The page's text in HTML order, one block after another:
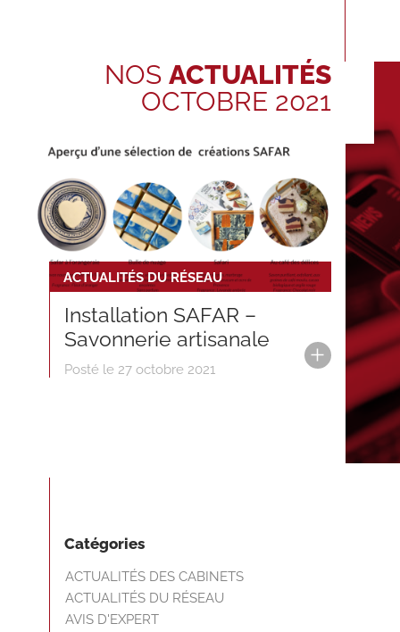
NOS ACTUALITÉS
OCTOBRE 2021
ACTUALITÉS DU RÉSEAU
Installation SAFAR –
Savonnerie artisanale
Posté le 27 octobre 2021
Catégories
ACTUALITÉS DES CABINETS
ACTUALITÉS DU RÉSEAU
AVIS D'EXPERT